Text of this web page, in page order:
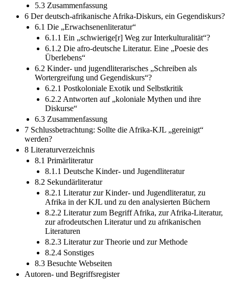
5.3 Zusammenfassung
6 Der deutsch-afrikanische Afrika-Diskurs, ein Gegendiskurs?
6.1 Die „Erwachsenenliteratur“
6.1.1 Ein „schwierige[r]‌ Weg zur Interkulturalität“?
6.1.2 Die afro-deutsche Literatur. Eine „Poesie des
Überlebens“
6.2 Kinder- und jugendliterarisches „Schreiben als
Wortergreifung und Gegendiskurs“?
6.2.1 Postkoloniale Exotik und Selbstkritik
6.2.2 Antworten auf „koloniale Mythen und ihre
Diskurse“
6.3 Zusammenfassung
7 Schlussbetrachtung: Sollte die Afrika-KJL „gereinigt“
werden?
8 Literaturverzeichnis
8.1 Primärliteratur
8.1.1 Deutsche Kinder- und Jugendliteratur
8.2 Sekundärliteratur
8.2.1 Literatur zur Kinder- und Jugendliteratur, zu
Afrika in der KJL und zu den analysierten Büchern
8.2.2 Literatur zum Begriff Afrika, zur Afrika-Literatur,
zur afrodeutschen Literatur und zu afrikanischen
Literaturen
8.2.3 Literatur zur Theorie und zur Methode
8.2.4 Sonstiges
8.3 Besuchte Webseiten
Autoren- und Begriffsregister